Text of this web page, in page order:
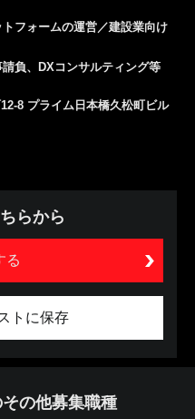
フォームの運営／建設業向け
負、DXコンサルティング等
8 プライム日本橋久松町ビル
らから
る
トに保存
の他募集職種